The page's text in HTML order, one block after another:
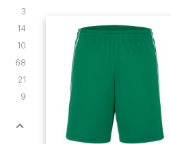
3
14
10
68
21
9